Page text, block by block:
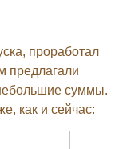
проработал
предлагали
суммы.
как и сейчас: